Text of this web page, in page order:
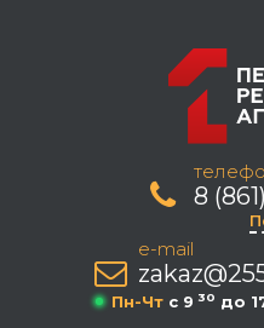
8
e-mail
Пн-Чт c 9 30 до